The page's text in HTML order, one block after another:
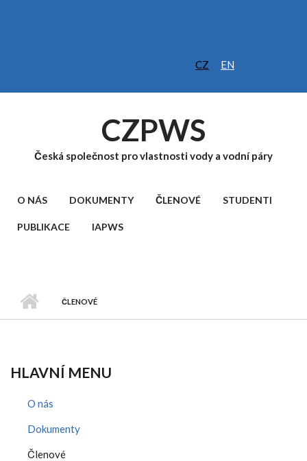
CZ EN
CZPWS
Česká společnost pro vlastnosti vody a vodní páry
O NÁS DOKUMENTY ČLENOVÉ STUDENTI
PUBLIKACE IAPWS
ČLENOVÉ
HLAVNÍ MENU
O nás
Dokumenty
Členové